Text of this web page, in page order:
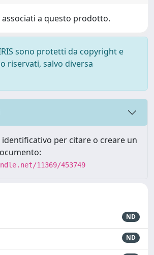
a questo prodotto.
sono protetti da copyright e
riservati, salvo diversa
per citare o creare un
11369/453749
ND
ND